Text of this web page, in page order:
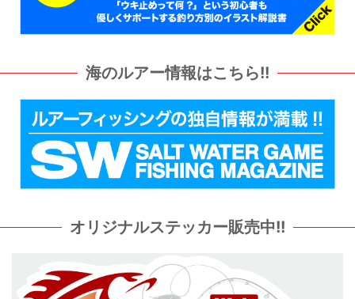
海のルアー情報はこちら!!
オリジナルステッカー販売中!!